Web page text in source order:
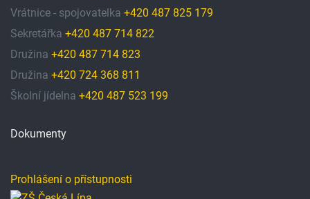
Vrátnice - spojovatelka +420 487 825 179
Sekretářka +420 487 714 822
Družina +420 487 714 823
Družina +420 724 368 811
Školní jídelna +420 487 523 199
Dokumenty
Prohlášení o přístupnosti